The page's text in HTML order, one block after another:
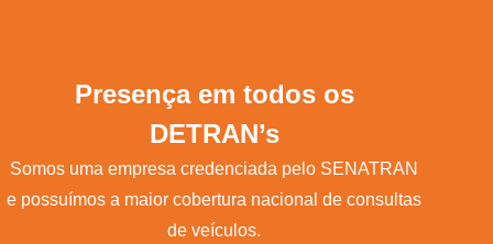
Presença em todos os
DETRAN’s
Somos uma empresa credenciada pelo SENATRAN
e possuímos a maior cobertura nacional de consultas
de veículos.